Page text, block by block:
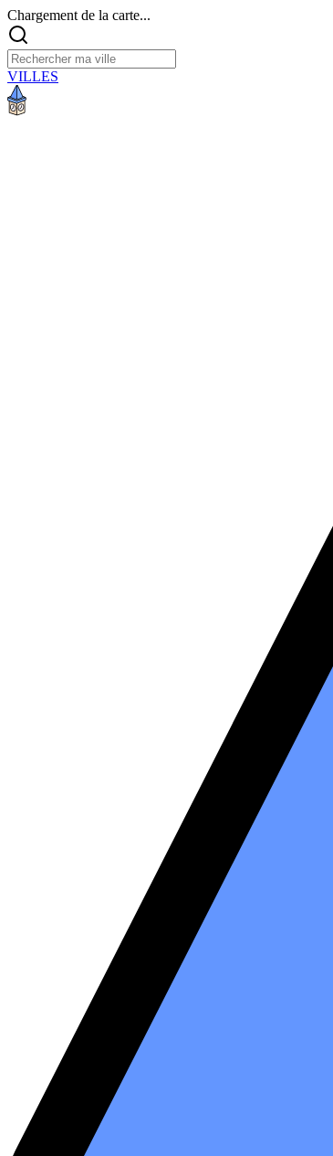
Chargement de la carte...
VILLES